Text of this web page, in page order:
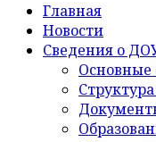
Главная
Новости
Сведения о
Основные